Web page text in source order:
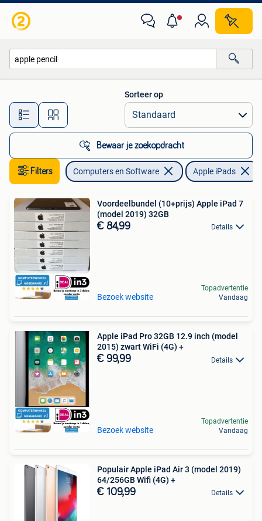
Alle afstanden…
Sorteer op
Bewaar je zoekopdracht
Filters Computers en Software Apple iPads
Voordeelbundel (10+prijs) Apple iPad 7
(model 2019) 32GB
€ 84,99 Details
Bezoek website
Topadvertentie
Vandaag
Apple iPad Pro 32GB 12.9 inch (model
2015) zwart WiFi (4G) +
€ 99,99 Details
Bezoek website
Topadvertentie
Vandaag
Populair Apple iPad Air 3 (model 2019)
64/256GB Wifi (4G) +
€ 109,99 Details